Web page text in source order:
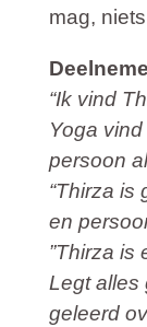
mag,
“Ik vind
Yoga
persoon
“Thirza is
en
”Thirza is
Legt alles
geleerd